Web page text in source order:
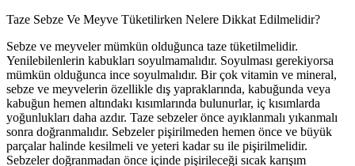
Taze Sebze Ve Meyve Tüketilirken Nelere Dikkat Edilmelidir?
Sebze ve meyveler mümkün olduğunca taze tüketilmelidir.
Yenilebilenlerin kabukları soyulmamalıdır. Soyulması gerekiyorsa
mümkün olduğunca ince soyulmalıdır. Bir çok vitamin ve mineral,
sebze ve meyvelerin özellikle dış yapraklarında, kabuğunda veya
kabuğun hemen altındakı kısımlarında bulunurlar, iç kısımlarda
yoğunlukları daha azdır. Taze sebzeler önce ayıklanmalı yıkanmalı
sonra doğranmalıdır. Sebzeler pişirilmeden hemen önce ve büyük
parçalar halinde kesilmeli ve yeteri kadar su ile pişirilmelidir.
Sebzeler doğranmadan önce içinde pişirileceği sıcak karışım